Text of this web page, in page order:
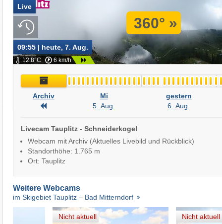
12.8°C 6 km/h
360° »
Live
09:55 | heute, 7. Aug.
Archiv
Archiv
Archiv
Mi
5. Aug.
gestern
6. Aug.
Livecam Tauplitz - Schneiderkogel
Webcam mit Archiv (Aktuelles Livebild und Rückblick)
Standorthöhe: 1.765 m
Ort: Tauplitz
Weitere Webcams
im Skigebiet Tauplitz – Bad Mitterndorf
Nicht aktuell Nicht aktuell